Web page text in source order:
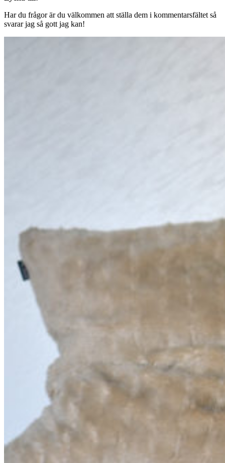
Har du frågor är du välkommen att ställa dem i kommentarsfältet så
svarar jag så gott jag kan!